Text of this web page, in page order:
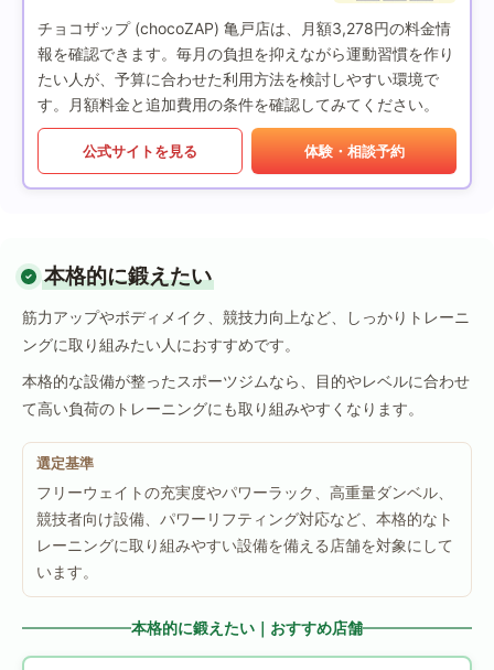
チョコザップ (chocoZAP) 亀戸店は、月額3,278円の料金情
報を確認できます。毎月の負担を抑えながら運動習慣を作り
たい人が、予算に合わせた利用方法を検討しやすい環境で
す。月額料金と追加費用の条件を確認してみてください。
公式サイトを見る 体験・相談予約
本格的に鍛えたい
筋力アップやボディメイク、競技力向上など、しっかりトレーニ
ングに取り組みたい人におすすめです。
本格的な設備が整ったスポーツジムなら、目的やレベルに合わせ
て高い負荷のトレーニングにも取り組みやすくなります。
選定基準
フリーウェイトの充実度やパワーラック、高重量ダンベル、
競技者向け設備、パワーリフティング対応など、本格的なト
レーニングに取り組みやすい設備を備える店舗を対象にして
います。
本格的に鍛えたい｜おすすめ店舗